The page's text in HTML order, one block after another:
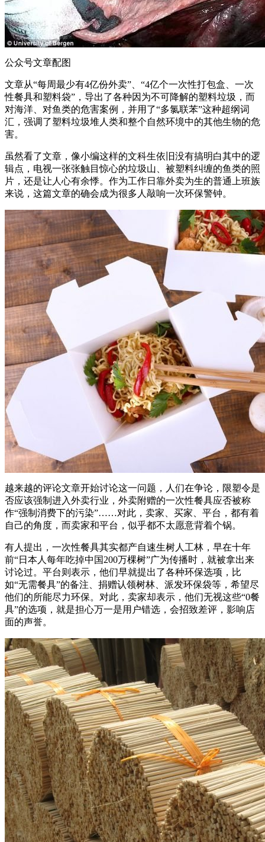
公众号文章配图
文章从“每周最少有4亿份外卖”、“4亿个一次性打包盒、一次
性餐具和塑料袋”，导出了各种因为不可降解的塑料垃圾，而
对海洋、对鱼类的危害案例，并用了“多氯联苯”这种超纲词
汇，强调了塑料垃圾堆人类和整个自然环境中的其他生物的危
害。
虽然看了文章，像小编这样的文科生依旧没有搞明白其中的逻
辑点，电视一张张触目惊心的垃圾山、被塑料纠缠的鱼类的照
片，还是让人心有余悸。作为工作日靠外卖为生的普通上班族
来说，这篇文章的确会成为很多人敲响一次环保警钟。
越来越的评论文章开始讨论这一问题，人们在争论，限塑令是
否应该强制进入外卖行业，外卖附赠的一次性餐具应否被称
作“强制消费下的污染”……对此，卖家、买家、平台，都有着
自己的角度，而卖家和平台，似乎都不太愿意背着个锅。
有人提出，一次性餐具其实都产自速生树人工林，早在十年
前“日本人每年吃掉中国200万棵树”广为传播时，就被拿出来
讨论过。平台则表示，他们早就提出了各种环保选项，比
如“无需餐具”的备注、捐赠认领树林、派发环保袋等，希望尽
他们的所能尽力环保。对此，卖家却表示，他们无视这些“0餐
具”的选项，就是担心万一是用户错选，会招致差评，影响店
面的声誉。